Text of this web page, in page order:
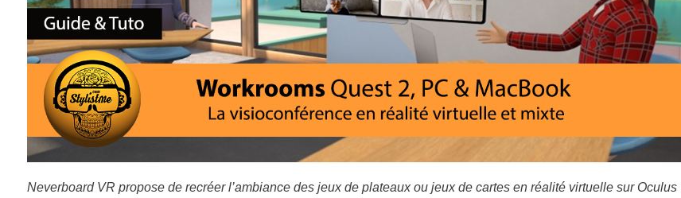
Neverboard VR propose de recréer l’ambiance des jeux de plateaux ou jeux de cartes en réalité virtuelle sur Oculus